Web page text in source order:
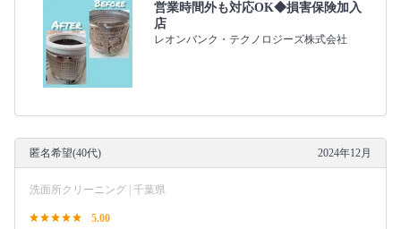
営業時間外も対応OK◆損害保険加入
店
レオンバンク・テクノロジーズ株式会社
匿名希望(40代) 2024年12月
洗面所クリーニング | 千葉県
5.00